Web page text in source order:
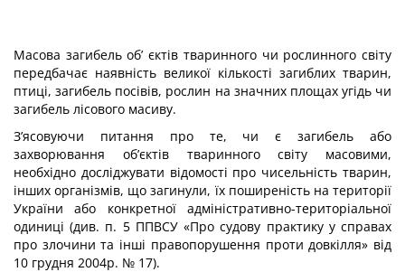
Масова загибель об’ єктів тваринного чи рослинного світу
передбачає наявність великої кількості загиблих тварин,
птиці, загибель посівів, рослин на значних площах угідь чи
загибель лісового масиву.
З’ясовуючи питання про те, чи є загибель або
захворювання об’єктів тваринного світу масовими,
необхідно досліджувати відомості про чисельність тварин,
інших організмів, що загинули, їх поширеність на території
України або конкретної адміністративно-територіальної
одиниці (див. п. 5 ППВСУ «Про судову практику у справах
про злочини та інші правопорушення проти довкілля» від
10 грудня 2004р. № 17).